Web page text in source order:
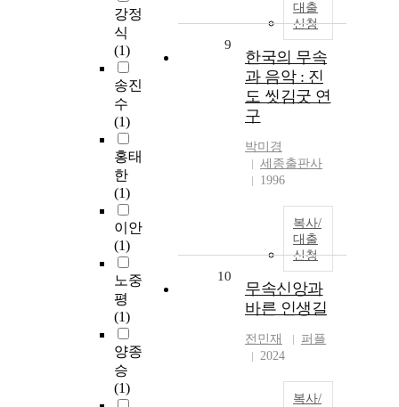
강정
식
(1)
송진
수
(1)
홍태
한
(1)
이안
(1)
노중
평
(1)
양종
승
(1)
대출
신청
9
한국의 무속
과 음악 : 진
도 씻김굿 연
구
박미경
세종출판사
1996
복사/
대출
신청
10
무속신앙과
바른 인생길
전민재
퍼플
2024
복사/